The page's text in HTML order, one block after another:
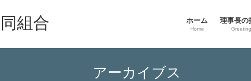
組合 ホーム
Home
理事長の
Greeting
アーカイブス